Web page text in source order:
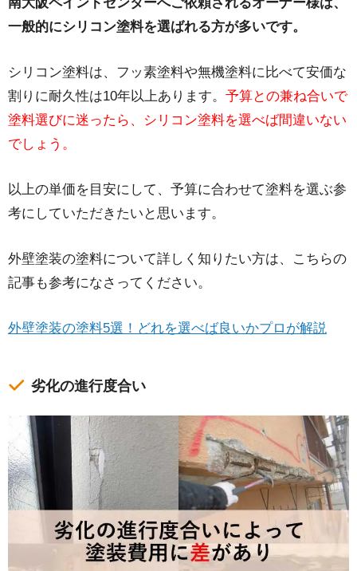
一般的にシリコン塗料を選ばれる方が多いです。
シリコン塗料は、フッ素塗料や無機塗料に比べて安価な
割りに耐久性は10年以上あります。 予算との兼ね合いで
塗料選びに迷ったら、シリコン塗料を選べば間違いない
でしょう。
以上の単価を目安にして、予算に合わせて塗料を選ぶ参
考にしていただきたいと思います。
外壁塗装の塗料について詳しく知りたい方は、こちらの
記事も参考になさってください。
外壁塗装の塗料5選！どれを選べば良いかプロが解説
劣化の進行度合い